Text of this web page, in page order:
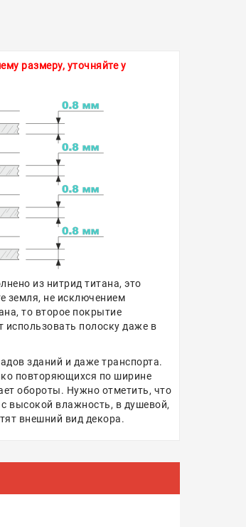
размеру, уточняйте у
из нитрид титана, это
земля, не исключением
то второе покрытие
использовать полоску даже в
зданий и даже транспорта.
повторяющихся по ширине
обороты. Нужно отметить, что
высокой влажность, в душевой,
внешний вид декора.